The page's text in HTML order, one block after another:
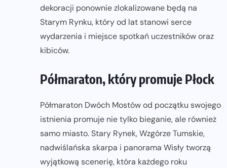
dekoracji ponownie zlokalizowane będą na
Starym Rynku, który od lat stanowi serce
wydarzenia i miejsce spotkań uczestników oraz
kibiców.
Półmaraton, który promuje Płock
Półmaraton Dwóch Mostów od początku swojego
istnienia promuje nie tylko bieganie, ale również
samo miasto. Stary Rynek, Wzgórze Tumskie,
nadwiślańska skarpa i panorama Wisły tworzą
wyjątkową scenerię, która każdego roku